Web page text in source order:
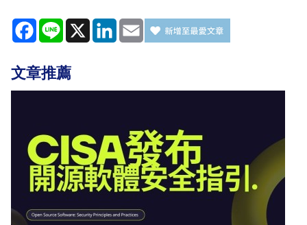
Facebook
Line X LinkedIn
Email
文章推薦